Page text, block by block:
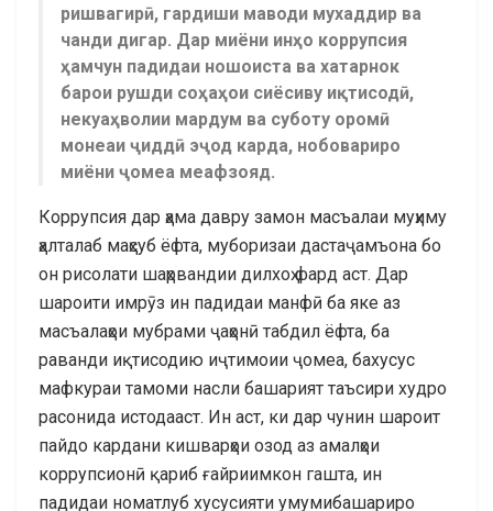
ришвагирӣ, гардиши маводи мухаддир ва
чанди дигар. Дар миёни инҳо коррупсия
ҳамчун падидаи ношоиста ва хатарнок
барои рушди соҳаҳои сиёсиву иқтисодӣ,
некуаҳволии мардум ва суботу оромӣ
монеаи ҷиддӣ эҷод карда, нобовариро
миёни ҷомеа меафзояд.
Коррупсия дар ҳама давру замон масъалаи муҳиму
ҳалталаб маҳсуб ёфта, муборизаи дастаҷамъона бо
он рисолати шаҳрвандии дилхоҳ фард аст. Дар
шароити имрӯз ин падидаи манфӣ ба яке аз
масъалаҳои мубрами ҷаҳонӣ табдил ёфта, ба
раванди иқтисодию иҷтимоии ҷомеа, бахусус
мафкураи тамоми насли башарият таъсири худро
расонида истодааст. Ин аст, ки дар чунин шароит
пайдо кардани кишварҳои озод аз амалҳои
коррупсионӣ қариб ғайриимкон гашта, ин
падидаи номатлуб хусусияти умумибашариро